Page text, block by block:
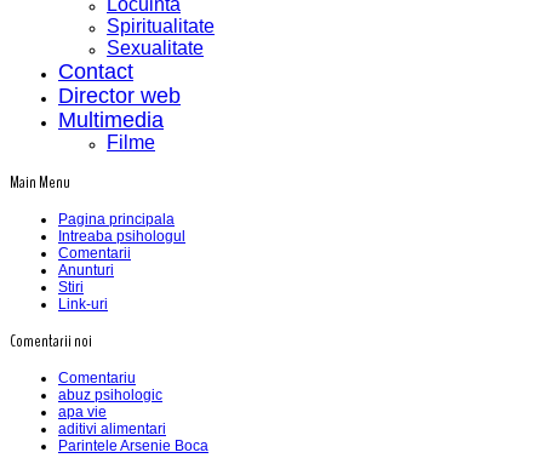
Locuinta
Spiritualitate
Sexualitate
Contact
Director web
Multimedia
Filme
Main Menu
Pagina principala
Intreaba psihologul
Comentarii
Anunturi
Stiri
Link-uri
Comentarii noi
Comentariu
abuz psihologic
apa vie
aditivi alimentari
Parintele Arsenie Boca